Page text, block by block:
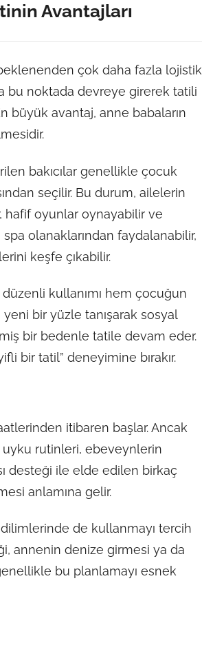
Avantajları
çok daha fazla lojistik
bu noktada devreye girerek tatili
büyük avantaj, anne babaların
bakıcılar genellikle çocuk
seçilir. Bu durum, ailelerin
hafif oyunlar oynayabilir ve
olanaklarından faydalanabilir,
keşfe çıkabilir.
kullanımı hem çocuğun
bir yüzle tanışarak sosyal
bir bedenle tatile devam eder.
bir tatil” deneyimine bırakır.
itibaren başlar. Ancak
rutinleri, ebeveynlerin
desteği ile elde edilen birkaç
anlamına gelir.
de kullanmayı tercih
annenin denize girmesi ya da
bu planlamayı esnek